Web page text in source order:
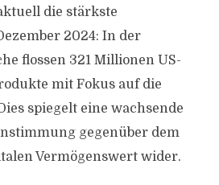
die stärkste
2024: In der
flossen 321 Millionen US-
mit Fokus auf die
spiegelt eine wachsende
gegenüber dem
Vermögenswert wider.